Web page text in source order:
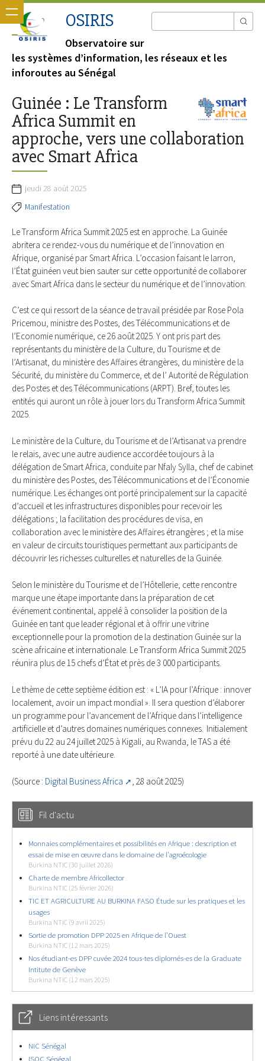
OSIRIS
Observatoire sur
les systèmes d’information, les réseaux et les
inforoutes au Sénégal
Guinée : Le Transform
Africa Summit en
approche, vers une collaboration
avec Smart Africa
jeudi 28 août 2025
Manifestation
Le Transform Africa Summit 2025 est en approche. La Guinée
abritera ce rendez-vous du numérique et de l’innovation en
Afrique, organisé par Smart Africa. L’occasion faisant le larron,
l’État guinéen veut bien sauter sur cette opportunité de collaborer
avec Smart Africa dans le secteur du numérique et de l’innovation.
C’est ce qui ressort de la séance de travail présidée par Rose Pola
Pricemou, ministre des Postes, des Télécommunications et de
l’Economie numérique, ce 26 août 2025. Y ont pris part des
représentants du ministère de la Culture, du Tourisme et de
l’Artisanat, du ministère des Affaires étrangères, du ministère de la
Sécurité, du ministère du Commerce, et de l’ Autorité de Régulation
des Postes et des Télécommunications (ARPT). Bref, toutes les
entités qui auront un rôle à jouer lors du Transform Africa Summit
2025.
Le ministère de la Culture, du Tourisme et de l’Artisanat va prendre
le relais, avec une autre audience accordée toujours à la
délégation de Smart Africa, conduite par Nfaly Sylla, chef de cabinet
du ministère des Postes, des Télécommunications et de l’Économie
numérique. Les échanges ont porté principalement sur la capacité
d’accueil et les infrastructures disponibles pour recevoir les
délégations ; la facilitation des procédures de visa, en
collaboration avec le ministère des Affaires étrangères ; et la mise
en valeur de circuits touristiques permettant aux participants de
découvrir les richesses culturelles et naturelles de la Guinée.
Selon le ministère du Tourisme et de l’Hôtellerie, cette rencontre
marque une étape importante dans la préparation de cet
événement continental, appelé à consolider la position de la
Guinée en tant que leader régional et à offrir une vitrine
exceptionnelle pour la promotion de la destination Guinée sur la
scène africaine et internationale. Le Transform Africa Summit 2025
réunira plus de 15 chefs d’État et près de 3 000 participants.
Le thème de cette septième édition est : « L’IA pour l’Afrique : innover
localement, avoir un impact mondial ». Il sera question d’élaborer
un programme pour l’avancement de l’Afrique dans l’intelligence
artificielle et d’autres domaines numériques connexes. Initialement
prévu du 22 au 24 juillet 2025 à Kigali, au Rwanda, le TAS a été
reporté à une date ultérieure.
(Source : Digital Business Africa , 28 août 2025)
Fil d'actu
Monnaies complémentaires et possibilités en Afrique : description et
essai de mise en œuvre dans le domaine de l’agroécologie
Burkina NTIC (30 juillet 2026)
Charte de membre Africollector
Burkina NTIC (25 février 2026)
TIC ET AGRICULTURE AU BURKINA FASO Étude sur les pratiques et les
usages
Burkina NTIC (9 avril 2025)
Sortie de promotion DPP 2025 en Afrique de l’Ouest
Burkina NTIC (12 mars 2025)
Nos étudiant-es DPP cuvée 2024 tous-tes diplomés-es de la Graduate
Intitute de Genève
Burkina NTIC (12 mars 2025)
Liens intéressants
NIC Sénégal